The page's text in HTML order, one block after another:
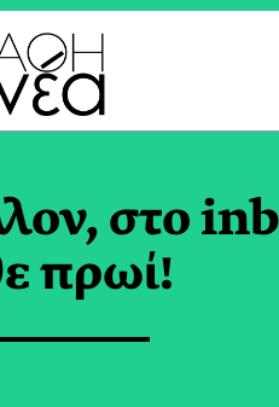
TAG
στο
πρωί!